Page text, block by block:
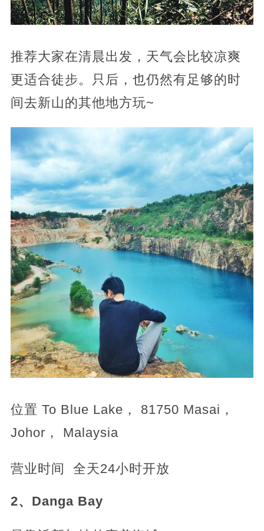
推荐大家在清晨出发，天气会比较凉爽
更适合徒步。只后，也仍然有足够的时
间去新山的其他地方玩~
位置 To Blue Lake， 81750 Masai，
Johor， Malaysia
营业时间 全天24小时开放
2、Danga Bay